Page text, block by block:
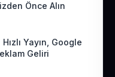
Önce Alın
Yayın, Google
Geliri